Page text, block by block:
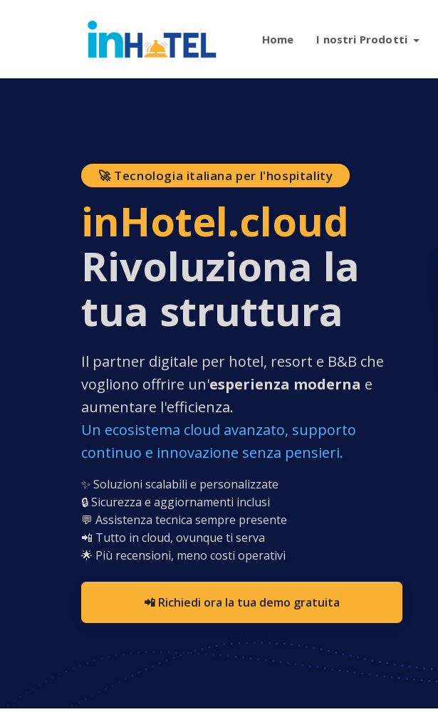
Home I nostri Prodotti
🚀 Tecnologia italiana per l'hospitality
inHotel.cloud
Rivoluziona la
tua struttura
Il partner digitale per hotel, resort e B&B che
vogliono offrire un'esperienza moderna e
aumentare l'efficienza.
Un ecosistema cloud avanzato, supporto
continuo e innovazione senza pensieri.
✨ Soluzioni scalabili e personalizzate
🔒 Sicurezza e aggiornamenti inclusi
💬 Assistenza tecnica sempre presente
📲 Tutto in cloud, ovunque ti serva
🌟 Più recensioni, meno costi operativi
📲 Richiedi ora la tua demo gratuita